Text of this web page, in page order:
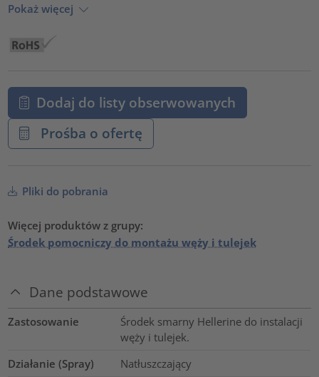
Pokaż więcej
Dodaj do listy obserwowanych
Prośba o ofertę
Pliki do pobrania
Więcej produktów z grupy:
Środek pomocniczy do montażu węży i tulejek
Dane podstawowe
Zastosowanie
Środek smarny Hellerine do instalacji
węży i tulejek.
Działanie (Spray)
Natłuszczający